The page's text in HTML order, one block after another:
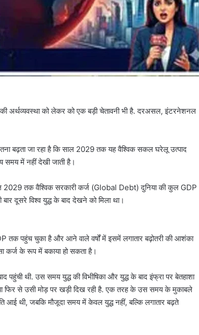
अर्थव्यवस्था को लेकर को एक बड़ी चेतावनी भी है. दरअसल, इंटरनेशनल
बढ़ता जा रहा है कि साल 2029 तक यह वैश्विक सकल घरेलू उत्पाद
समय में नहीं देखी जाती है।
2029 तक वैश्विक सरकारी कर्ज (Global Debt) दुनिया की कुल GDP
दूसरे विश्व युद्ध के बाद देखने को मिला था।
तक पहुंच चुका है और आने वाले वर्षों में इसमें लगातार बढ़ोतरी की आशंका
कर्ज के रूप में बकाया हो सकता है।
पहुंची थी. उस समय युद्ध की विभीषिका और युद्ध के बाद इंफ्रा पर बेतहाशा
फिर से उसी मोड़ पर खड़ी दिख रही है. एक तरह के उस समय के मुकाबले
आई थी, जबकि मौजूदा समय में केवल युद्ध नहीं, बल्कि लगातार बढ़ते